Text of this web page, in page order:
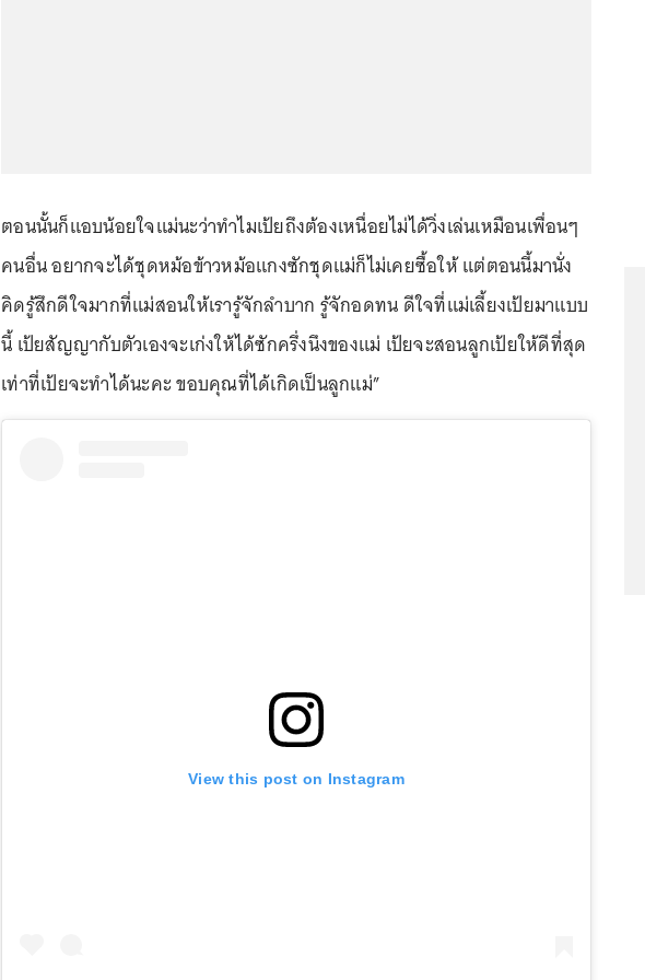
ตอนนั้นก็แอบน้อยใจแม่นะว่าทำไมเป้ยถึงต้องเหนื่อยไม่ได้วิ่งเล่นเหมือนเพื่อนๆ
คนอื่น อยากจะได้ชุดหม้อข้าวหม้อแกงซักชุดแม่ก็ไม่เคยซื้อให้ แต่ตอนนี้มานั่ง
คิดรู้สึกดีใจมากที่แม่สอนให้เรารู้จักลำบาก รู้จักอดทน ดีใจที่แม่เลี้ยงเป้ยมาแบบ
นี้ เป้ยสัญญากับตัวเองจะเก่งให้ได้ซักครึ่งนึงของแม่ เป้ยจะสอนลูกเป้ยให้ดีที่สุด
เท่าที่เป้ยจะทำได้นะคะ ขอบคุณที่ได้เกิดเป็นลูกแม่”
View this post on Instagram